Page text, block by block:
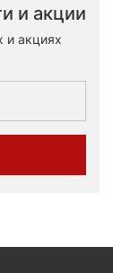
и акции
и акциях